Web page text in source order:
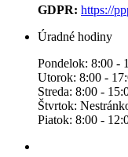
GDPR: https://
Úradné hodiny
Pondelok: 8:00 -
Utorok: 8:00 -
Streda: 8:00 -
Štvrtok:
Piatok: 8:00 -